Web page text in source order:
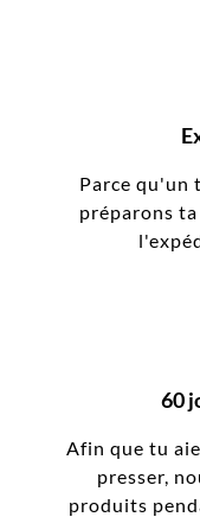
Parce qu'un
préparons
60
Afin que tu
presser,
produits